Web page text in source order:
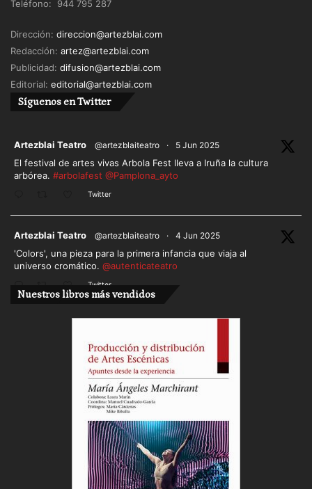
Teléfono: 944 795 287
Dirección: direccion@artezblai.com
Redacción: artez@artezblai.com
Publicidad: difusion@artezblai.com
Editorial: editorial@artezblai.com
Síguenos en Twitter
Artezblai Teatro @artezblaiteatro · 5 Jun 2025
El festival de artes vivas Arbola Fest lleva a Iruña la cultura
arbórea. #arbolafest @Pamplona_ayto
Twitter
Artezblai Teatro @artezblaiteatro · 4 Jun 2025
'Colors', una pieza para la primera infancia que viaja al
universo cromático. @autenticateatro
Twitter
Cargar más
Nuestros libros más vendidos